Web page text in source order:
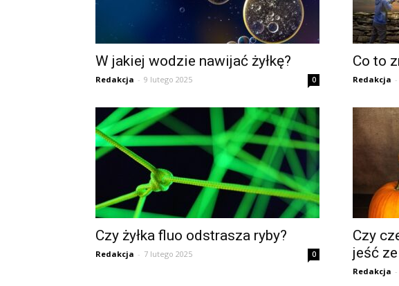
W jakiej wodzie nawijać żyłkę?
Redakcja - 9 lutego 2025 0
Co to
Redakcja -
Czy żyłka fluo odstrasza ryby?
Redakcja - 7 lutego 2025 0
Czy
jeść
Redakcja -